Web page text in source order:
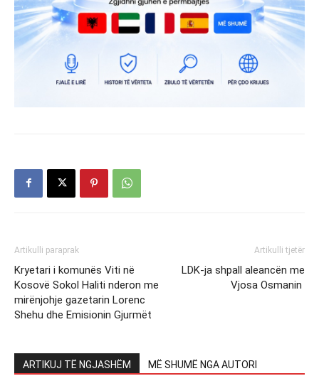
Artikulli paraprak
Kryetari i komunës Viti në
Kosovë Sokol Haliti nderon me
mirënjohje gazetarin Lorenc
Shehu dhe Emisionin Gjurmët
Artikulli tjetër
LDK-ja shpall aleancën me
Vjosa Osmanin
ARTIKUJ TË NGJASHËM MË SHUMË NGA AUTORI